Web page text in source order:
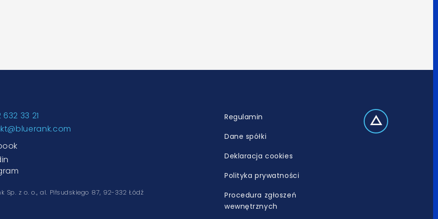
33 21
Sp. z o. o., al. Piłsudskiego 87, 92-332 Łódź
Regulamin
Dane spółki
Deklaracja cookies
Polityka prywatności
Procedura zgłoszeń
wewnętrznych